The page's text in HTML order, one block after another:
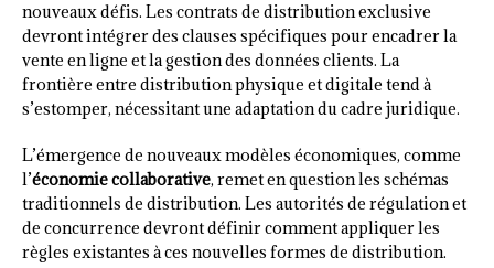
nouveaux défis. Les contrats de distribution exclusive
devront intégrer des clauses spécifiques pour encadrer la
vente en ligne et la gestion des données clients. La
frontière entre distribution physique et digitale tend à
s’estomper, nécessitant une adaptation du cadre juridique.
L’émergence de nouveaux modèles économiques, comme
l’économie collaborative, remet en question les schémas
traditionnels de distribution. Les autorités de régulation et
de concurrence devront définir comment appliquer les
règles existantes à ces nouvelles formes de distribution.